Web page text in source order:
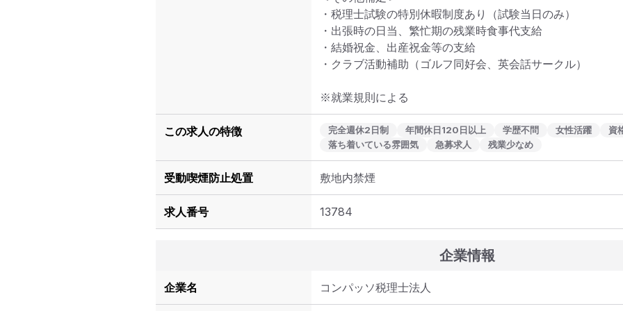
・税理士試験の特別休暇制度あり（試験当日のみ）
・出張時の日当、繁忙期の残業時食事代支給
・結婚祝金、出産祝金等の支給
・クラブ活動補助（ゴルフ同好会、英会話サークル）
※就業規則による
この求人の特徴 完全週休2日制 年間休日120日以上 学歴不問 女性活躍
資
落ち着いている雰囲気
急募求人 残業少なめ
受動喫煙防止処置 敷地内禁煙
求人番号 13784
企業情報
企業名 コンパッソ税理士法人